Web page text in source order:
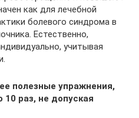
как для лечебной
болевого синдрома в
Естественно,
учитывая
полезные упражнения,
раз, не допуская